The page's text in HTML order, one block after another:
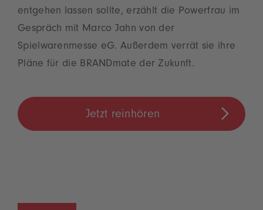
entgehen lassen sollte, erzählt die Powerfrau im
Gespräch mit Marco Jahn von der
Spielwarenmesse eG. Außerdem verrät sie ihre
Pläne für die BRANDmate der Zukunft.
Jetzt reinhören